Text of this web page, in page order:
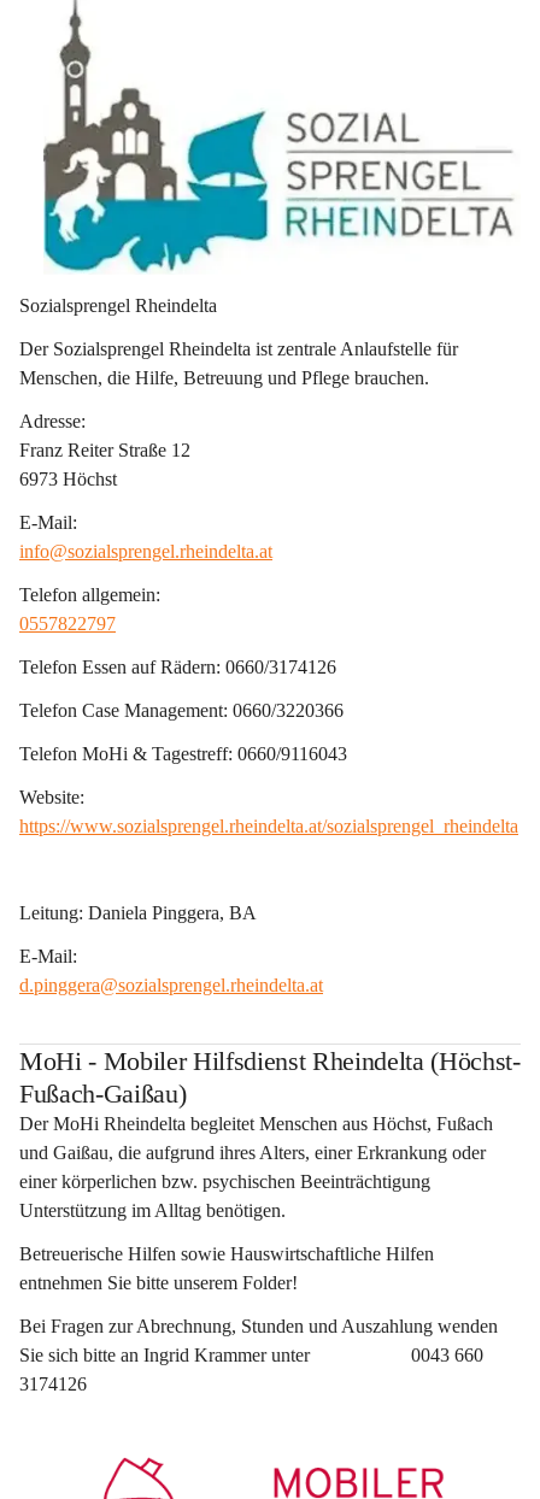
Sozialsprengel Rheindelta
Der Sozialsprengel Rheindelta ist zentrale Anlaufstelle für
Menschen, die Hilfe, Betreuung und Pflege brauchen.
Adresse:
Franz Reiter Straße 12
6973 Höchst
E-Mail:
info@sozialsprengel.rheindelta.at
Telefon allgemein:
0557822797
Telefon Essen auf Rädern: 0660/3174126
Telefon Case Management: 0660/3220366
Telefon MoHi & Tagestreff: 0660/9116043
Website:
https://www.sozialsprengel.rheindelta.at/sozialsprengel_rheindelta
Leitung: Daniela Pinggera, BA
E-Mail:
d.pinggera@sozialsprengel.rheindelta.at
MoHi - Mobiler Hilfsdienst Rheindelta (Höchst-
Fußach-Gaißau)
Der MoHi Rheindelta begleitet Menschen aus Höchst, Fußach
und Gaißau, die aufgrund ihres Alters, einer Erkrankung oder
einer körperlichen bzw. psychischen Beeinträchtigung
Unterstützung im Alltag benötigen.
Betreuerische Hilfen sowie Hauswirtschaftliche Hilfen
entnehmen Sie bitte unserem Folder!
Bei Fragen zur Abrechnung, Stunden und Auszahlung wenden
Sie sich bitte an Ingrid Krammer unter                     0043 660
3174126